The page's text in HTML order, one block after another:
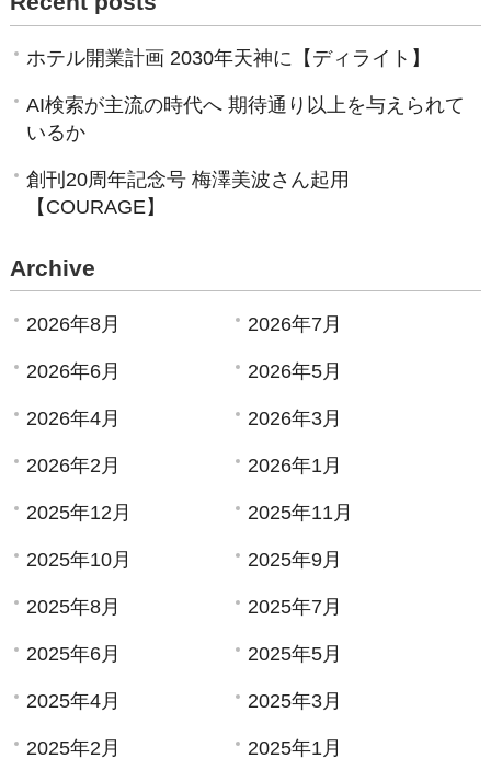
ホテル開業計画 2030年天神に【ディライト】
AI検索が主流の時代へ 期待通り以上を与えられて
いるか
創刊20周年記念号 梅澤美波さん起用
【COURAGE】
Archive
2026年8月 2026年7月
2026年6月 2026年5月
2026年4月 2026年3月
2026年2月 2026年1月
2025年12月 2025年11月
2025年10月 2025年9月
2025年8月 2025年7月
2025年6月 2025年5月
2025年4月 2025年3月
2025年2月 2025年1月